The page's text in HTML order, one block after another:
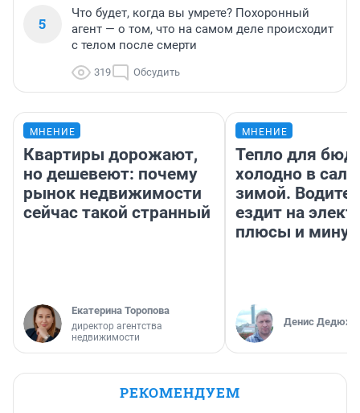
5
Что будет, когда вы умрете? Похоронный
агент — о том, что на самом деле происходит
с телом после смерти
319 Обсудить
МНЕНИЕ
Квартиры дорожают,
но дешевеют: почему
рынок недвижимости
сейчас такой странный
Екатерина Торопова
директор агентства
недвижимости
МНЕНИЕ
Тепло для
холодно в
зимой.
ездит на
плюсы и
Денис
РЕКОМЕНДУЕМ